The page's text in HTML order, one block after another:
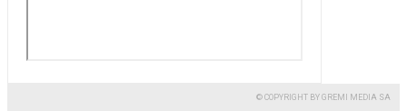
© COPYRIGHT BY GREMI MEDIA SA